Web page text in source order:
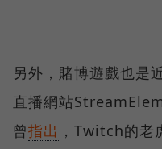
另外，賭博遊戲也是
直播網站
曾指出 ，Twitch的老